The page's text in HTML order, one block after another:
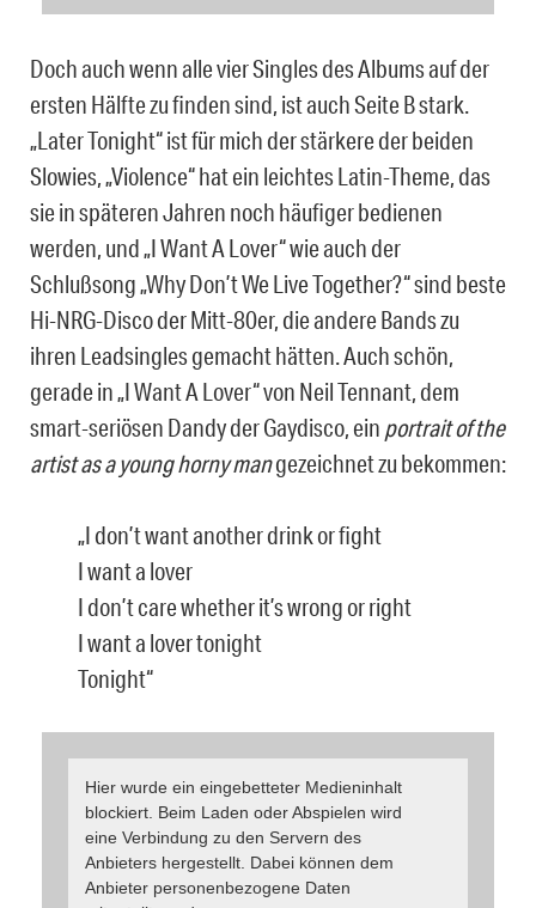
Doch auch wenn alle vier Singles des Albums auf der
ersten Hälfte zu finden sind, ist auch Seite B stark.
„Later Tonight“ ist für mich der stärkere der beiden
Slowies, „Violence“ hat ein leichtes Latin-Theme, das
sie in späteren Jahren noch häufiger bedienen
werden, und „I Want A Lover“ wie auch der
Schlußsong „Why Don’t We Live Together?“ sind beste
Hi-NRG-Disco der Mitt-80er, die andere Bands zu
ihren Leadsingles gemacht hätten. Auch schön,
gerade in „I Want A Lover“ von Neil Tennant, dem
smart-seriösen Dandy der Gaydisco, ein portrait of the
artist as a young horny mangezeichnet zu bekommen:
„I don’t want another drink or fight
I want a lover
I don’t care whether it’s wrong or right
I want a lover tonight
Tonight“
Hier wurde ein eingebetteter Medieninhalt
blockiert. Beim Laden oder Abspielen wird
eine Verbindung zu den Servern des
Anbieters hergestellt. Dabei können dem
Anbieter personenbezogene Daten